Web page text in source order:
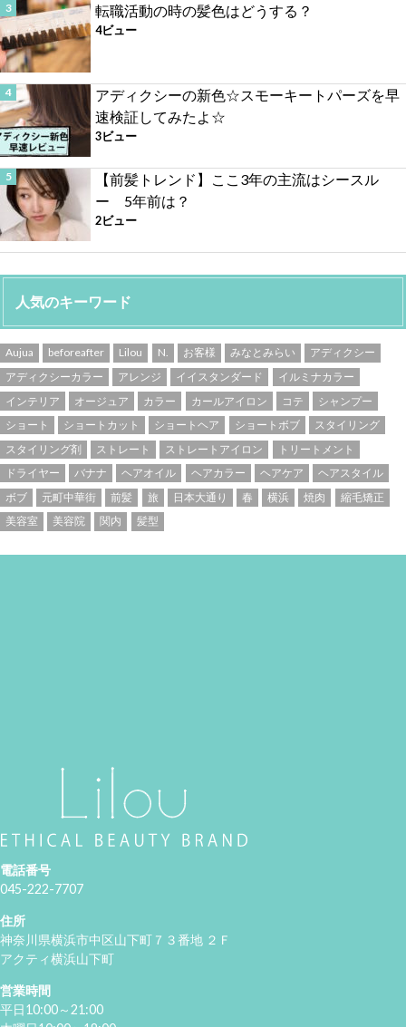
転職活動の時の髪色はどうする？
4ビュー
アディクシーの新色☆スモーキートパーズを早
速検証してみたよ☆
3ビュー
【前髪トレンド】ここ3年の主流はシースル
ー 5年前は？
2ビュー
人気のキーワード
Aujua beforeafter Lilou N. お客様 みなとみらい
アディクシー
アディクシーカラー
アレンジ イイスタンダード
イルミナカラー
インテリア
オージュア カラー カールアイロン コテ
シャンプー
ショート
ショートカット ショートヘア ショートボブ
スタイリング
スタイリング剤
ストレート ストレートアイロン
トリートメント
ドライヤー
バナナ ヘアオイル ヘアカラー ヘアケア
ヘアスタイル
ボブ
元町中華街 前髪 旅 日本大通り 春 横浜 焼肉
縮毛矯正
美容室
美容院 関内 髪型
電話番号
045-222-7707
住所
神奈川県横浜市中区山下町７３番地 ２Ｆ
アクティ横浜山下町
営業時間
平日10:00～21:00